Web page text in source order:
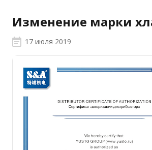
Изменение марки
17 июля 2019